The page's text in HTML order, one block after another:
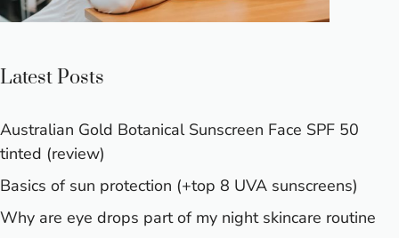
Latest Posts
Australian Gold Botanical Sunscreen Face SPF 50
tinted (review)
Basics of sun protection (+top 8 UVA sunscreens)
Why are eye drops part of my night skincare routine